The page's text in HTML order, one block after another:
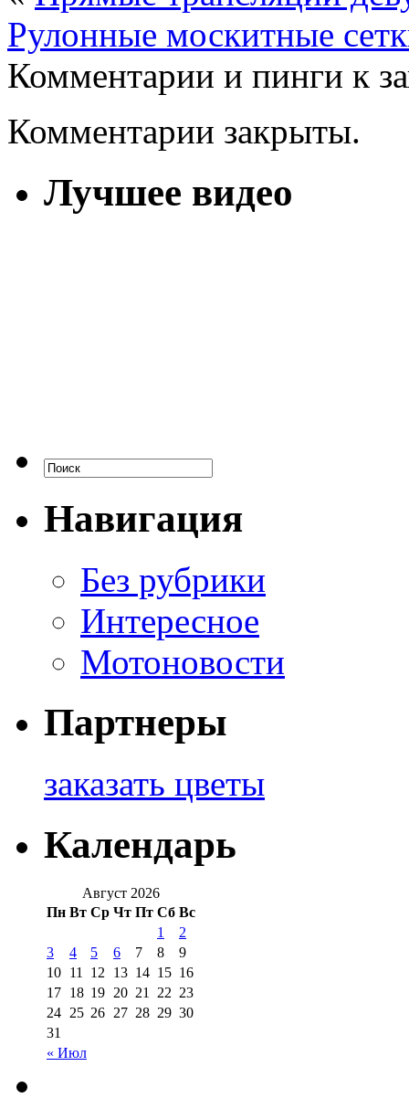
Рулонные москитные
Комментарии и пинги к
Комментарии закрыты.
Лучшее видео
Навигация
Без рубрики
Интересное
Мотоновости
Партнеры
заказать цветы
Календарь
Август 2026
Пн Вт Ср Чт Пт Сб Вс
« Июл
1
2
3
4 5 6 7 8
9
10 11 12 13 14 15 16
17 18 19 20 21 22 23
24 25 26 27 28 29 30
31